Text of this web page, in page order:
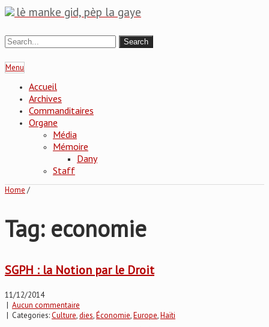
lè manke gid, pèp la gaye
Menu
Accueil
Archives
Commanditaires
Organe
Média
Mémoire
Dany
Staff
Home /
Tag: economie
SGPH : la Notion par le Droit
11/12/2014
| Aucun commentaire
| Categories:Culture,dies,Économie,Europe,Haïti